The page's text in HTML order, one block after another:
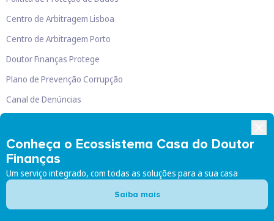
Conheça o Ecossistema Casa do Doutor
Finanças
Um serviço integrado, com todas as soluções para a sua casa
Saiba mais
Centro de Arbitragem Lisboa
Centro de Arbitragem Porto
Doutor Finanças Protege
Plano de Prevenção Corrupção
Canal de Denúncias
Doutor Finanças, Lda